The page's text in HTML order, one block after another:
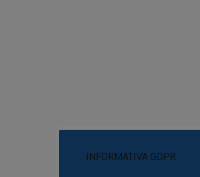
INFORMATIVA GDPR